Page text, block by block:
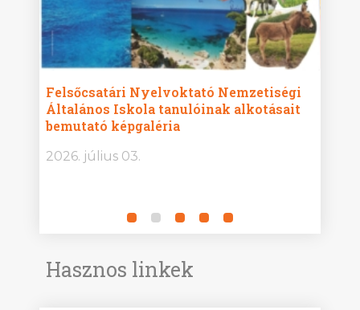
Felsőcsatári Nyelvoktató Nemzetiségi
Általános Iskola tanulóinak alkotásait
bemutató képgaléria
2026. július 03.
Hasznos linkek